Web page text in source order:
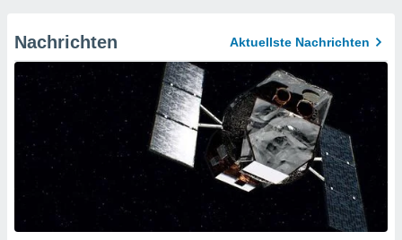
Nachrichten Aktuellste Nachrichten